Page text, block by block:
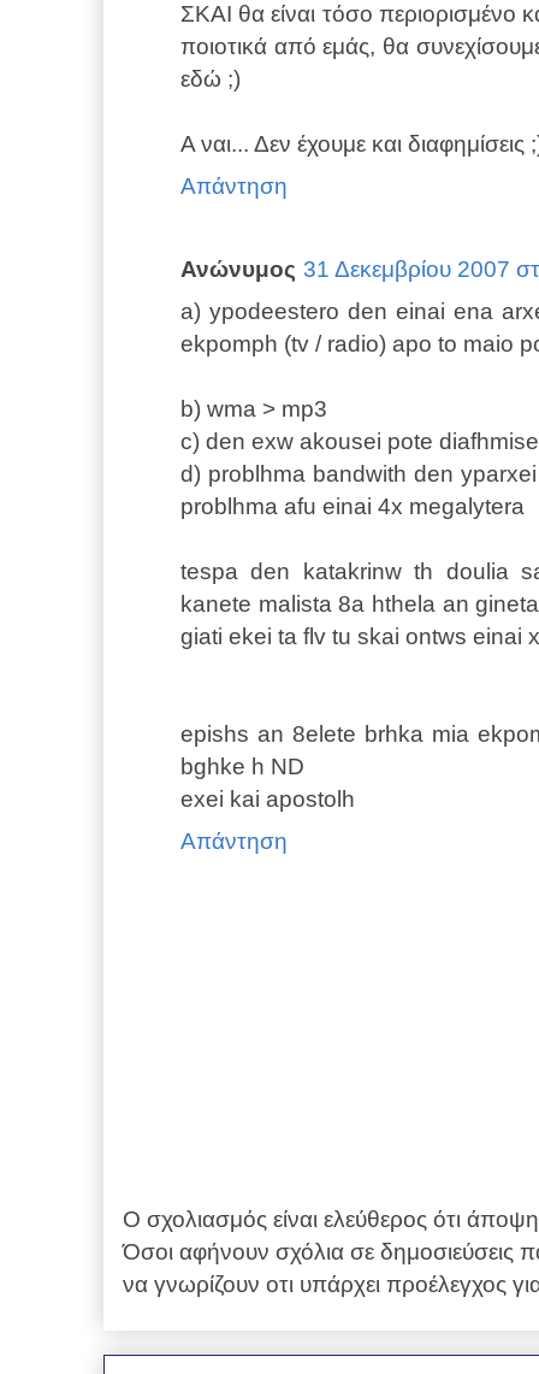
ΣΚΑΙ θα είναι τόσο περιορισμένο
ποιοτικά από εμάς, θα
εδώ ;)
Α ναι... Δεν έχουμε και διαφημίσεις
Απάντηση
Ανώνυμος 31 Δεκεμβρίου 2007
a) ypodeestero den einai ena
ekpomph (tv / radio) apo to maio
b) wma > mp3
c) den exw akousei pote
d) problhma bandwith den
problhma afu einai 4x megalytera
tespa den katakrinw th doulia
kanete malista 8a hthela an
giati ekei ta flv tu skai ontws einai
epishs an 8elete brhka mia
bghke h ND
exei kai apostolh
Απάντηση
Ο σχολιασμός είναι ελεύθερος ότι άποψη
Όσοι αφήνουν σχόλια σε δημοσιεύσεις
να γνωρίζουν οτι υπάρχει προέλεγχος